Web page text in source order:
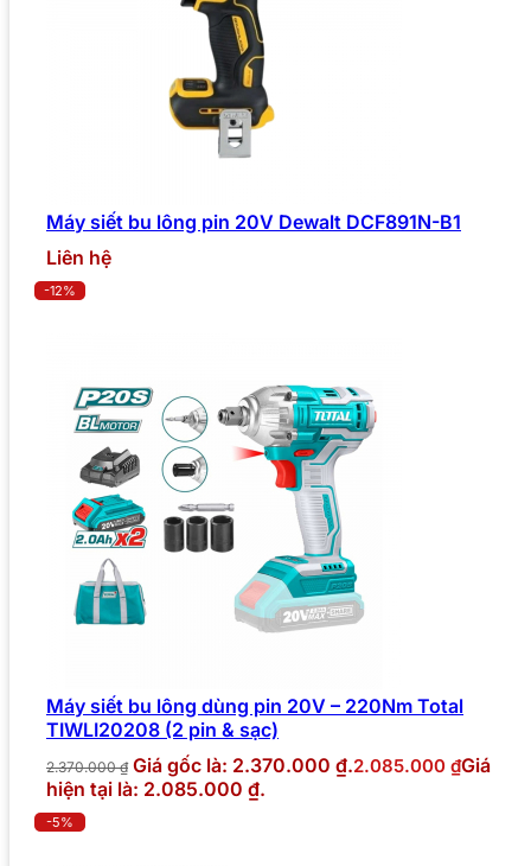
Máy siết bu lông pin 20V Dewalt DCF891N-B1
Liên hệ
-12%
Máy siết bu lông dùng pin 20V – 220Nm Total
TIWLI20208 (2 pin & sạc)
2.370.000₫ Giá gốc là: 2.370.000 ₫.2.085.000 ₫Giá
hiện tại là: 2.085.000 ₫.
-5%